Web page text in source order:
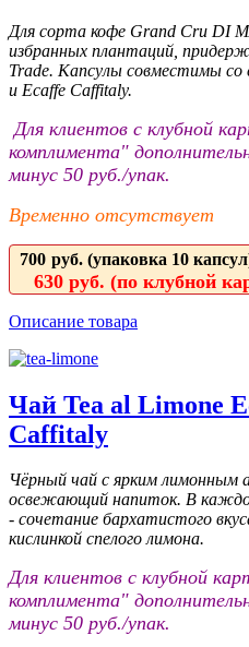
Для сорта кофе Grand Cru DI
избранных плантаций,
Trade. Капсулы совместимы
и Ecaffe Caffitaly.
Для клиентов с клубной
комплимента"
минус 50 руб./упак.
Временно отсутствует
700 руб. (упаковка 10
630 руб. (по клубной
Описание товара
Чай Tea al Limone
Caffitaly
Чёрный чай с ярким
освежающий напиток. В
- сочетание бархатистого
кислинкой спелого лимона.
Для клиентов с клубной
комплимента"
минус 50 руб./упак.